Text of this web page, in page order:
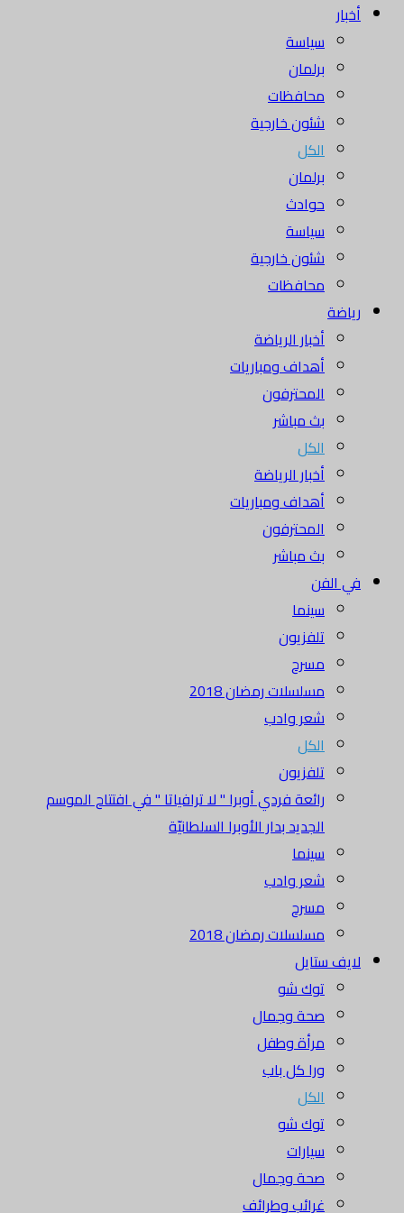
أخبار
سياسة
برلمان
محافظات
شئون خارجية
الكل
برلمان
حوادث
سياسة
شئون خارجية
محافظات
رياضة
أخبار الرياضة
أهداف ومباريات
المحترفون
بث مباشر
الكل
أخبار الرياضة
أهداف ومباريات
المحترفون
بث مباشر
في الفن
سينما
تلفزيون
مسرح
مسلسلات رمضان 2018
شعر وادب
الكل
تلفزيون
رائعة فردي أوبرا " لا ترافياتا " في افتتاح الموسم
الجديد بدار الأوبرا السلطانيّة
سينما
شعر وادب
مسرح
مسلسلات رمضان 2018
لايف ستايل
توك شو
صحة وجمال
مرأة وطفل
ورا كل باب
الكل
توك شو
سيارات
صحة وجمال
غرائب وطرائف